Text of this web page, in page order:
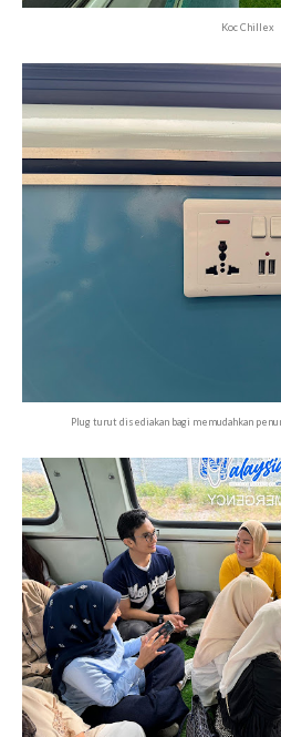
Koc Chillex
Plug turut disediakan bagi memudahkan